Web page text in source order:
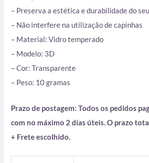
– Preserva a estética e durabilidade do
– Não interfere na utilização de capinhas
– Material: Vidro temperado
– Modelo: 3D
– Cor: Transparente
– Peso: 10 gramas
Prazo de postagem: Todos os pedidos
com no máximo 2 dias úteis. O prazo
+ Frete escolhido.